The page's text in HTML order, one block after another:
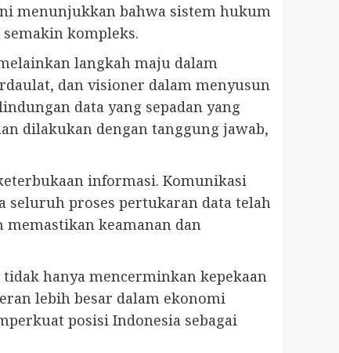
menunjukkan bahwa sistem hukum
kompleks.
langkah maju dalam
dan visioner dalam menyusun
data yang sepadan yang
dilakukan dengan tanggung jawab,
informasi. Komunikasi
seluruh proses pertukaran data telah
keamanan dan
hanya mencerminkan kepekaan
lebih besar dalam ekonomi
posisi Indonesia sebagai